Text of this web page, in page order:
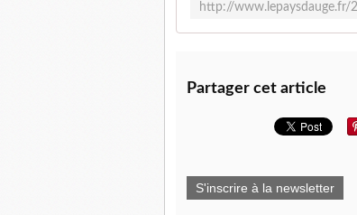
Partager cet article
S'inscrire à la newsletter